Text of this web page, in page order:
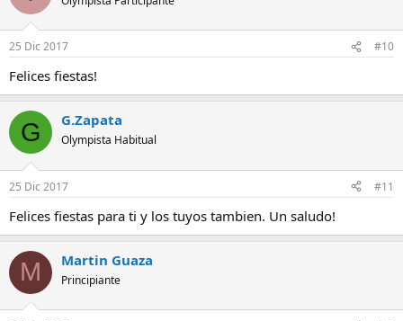
25 Dic 2017 #10
Felices fiestas!
G G.Zapata
Olympista Habitual
25 Dic 2017 #11
Felices fiestas para ti y los tuyos tambien. Un saludo!
M Martin Guaza
Principiante